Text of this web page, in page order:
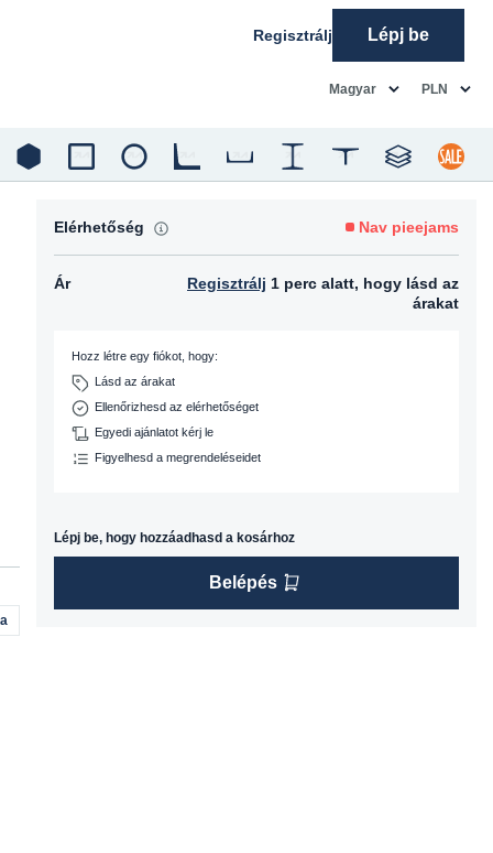
Regisztrálj Lépj be
Magyar PLN
Elérhetőség Nav pieejams
Ár Regisztrálj 1 perc alatt, hogy lásd az
árakat
Hozz létre egy fiókot, hogy:
Lásd az árakat
Ellenőrizhesd az elérhetőséget
Egyedi ajánlatot kérj le
Figyelhesd a megrendeléseidet
Lépj be, hogy hozzáadhasd a kosárhoz
Belépés